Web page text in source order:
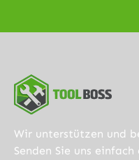
ma
Wir unterstützen und
Senden Sie uns